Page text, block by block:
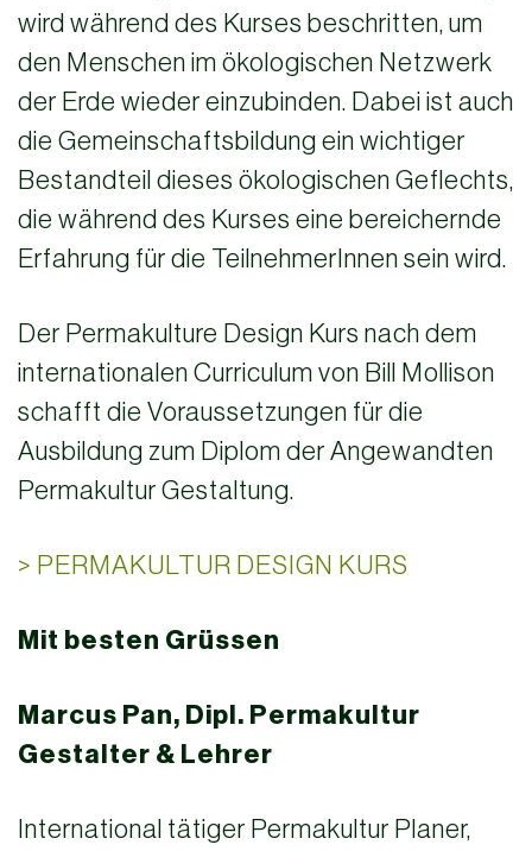
wird während des Kurses beschritten, um
den Menschen im ökologischen Netzwerk
der Erde wieder einzubinden. Dabei ist auch
die Gemeinschaftsbildung ein wichtiger
Bestandteil dieses ökologischen Geflechts,
die während des Kurses eine bereichernde
Erfahrung für die TeilnehmerInnen sein wird.
Der Permakulture Design Kurs nach dem
internationalen Curriculum von Bill Mollison
schafft die Voraussetzungen für die
Ausbildung zum Diplom der Angewandten
Permakultur Gestaltung.
> PERMAKULTUR DESIGN KURS
Mit besten Grüssen
Marcus Pan, Dipl. Permakultur
Gestalter & Lehrer
International tätiger Permakultur Planer,